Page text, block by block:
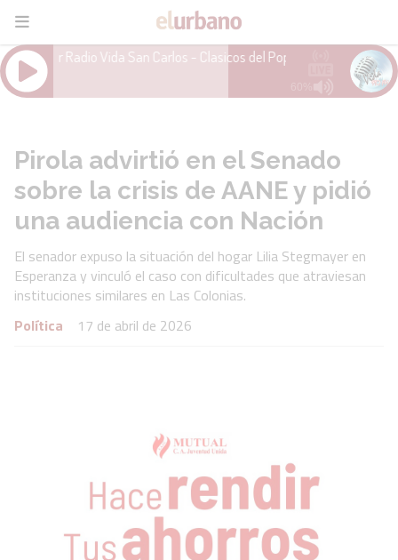
Pirola advirtió en el Senado
sobre la crisis de AANE y pidió
una audiencia con Nación
El senador expuso la situación del hogar Lilia Stegmayer en
Esperanza y vinculó el caso con dificultades que atraviesan
instituciones similares en Las Colonias.
Política
17 de abril de 2026